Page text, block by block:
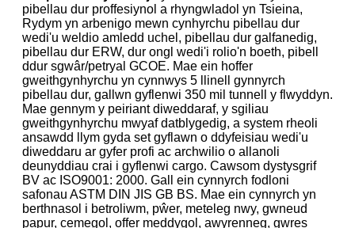
pibellau dur proffesiynol a rhyngwladol yn Tsieina,
Rydym yn arbenigo mewn cynhyrchu pibellau dur
wedi'u weldio amledd uchel, pibellau dur galfanedig,
pibellau dur ERW, dur ongl wedi'i rolio'n boeth, pibell
ddur sgwâr/petryal GCOE. Mae ein hoffer
gweithgynhyrchu yn cynnwys 5 llinell gynnyrch
pibellau dur, gallwn gyflenwi 350 mil tunnell y flwyddyn.
Mae gennym y peiriant diweddaraf, y sgiliau
gweithgynhyrchu mwyaf datblygedig, a system rheoli
ansawdd llym gyda set gyflawn o ddyfeisiau wedi'u
diweddaru ar gyfer profi ac archwilio o allanoli
deunyddiau crai i gyflenwi cargo. Cawsom dystysgrif
BV ac ISO9001: 2000. Gall ein cynnyrch fodloni
safonau ASTM DIN JIS GB BS. Mae ein cynnyrch yn
berthnasol i betroliwm, pŵer, meteleg nwy, gwneud
papur, cemegol, offer meddygol, awyrenneg, gwres